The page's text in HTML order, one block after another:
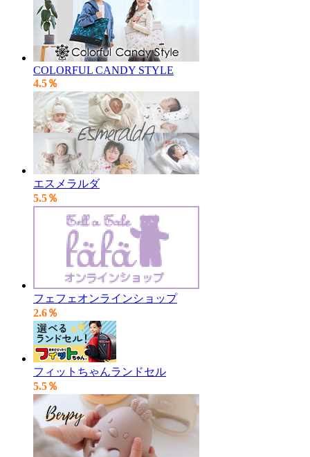
COLORFUL CANDY STYLE
4.5％
エスメラルダ
5.5％
フェフェオンラインショップ
2.6％
フィットちゃんランドセル
5.5％